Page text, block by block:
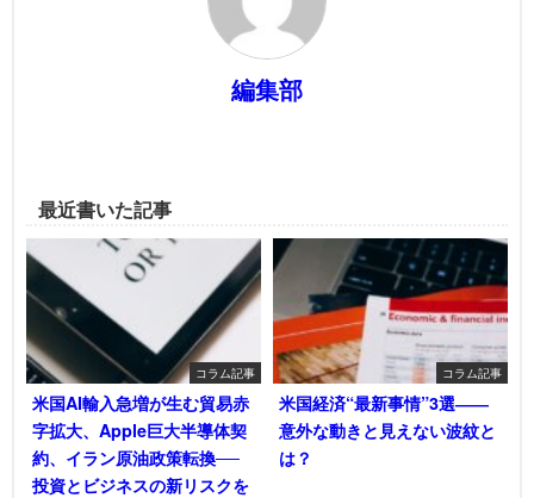
編集部
最近書いた記事
コラム記事
米国AI輸入急増が生む貿易赤
字拡大、Apple巨大半導体契
約、イラン原油政策転換──
投資とビジネスの新リスクを
コラム記事
米国経済“最新事情”3選――
意外な動きと見えない波紋と
は？